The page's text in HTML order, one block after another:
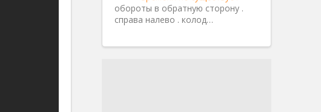
обороты в обратную сторону .
справа налево . колод…